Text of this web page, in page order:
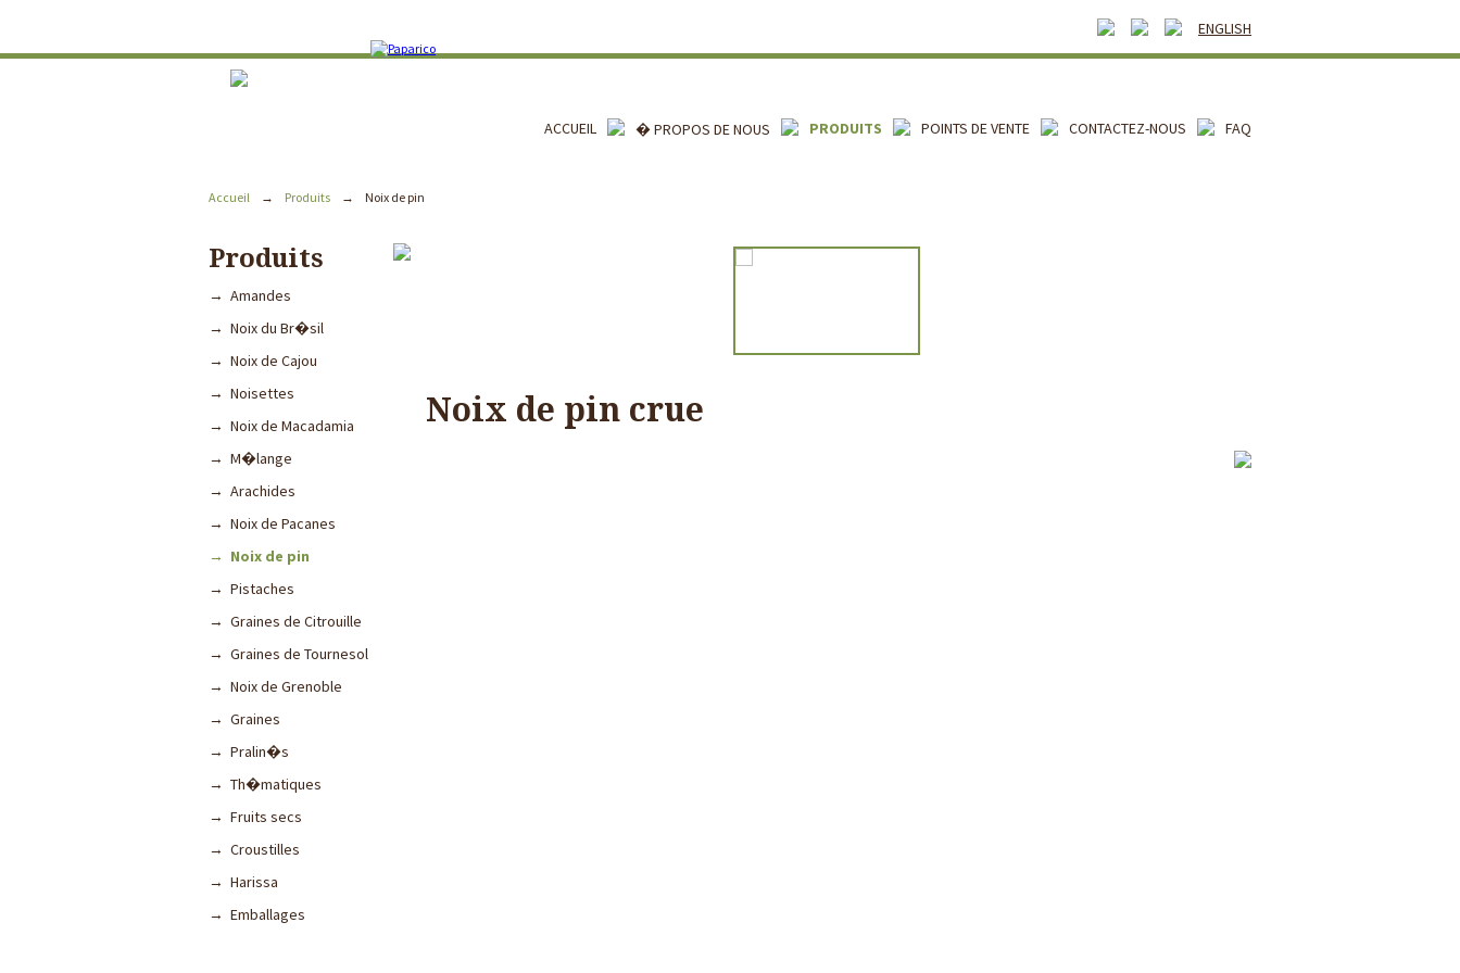
ENGLISH
ACCUEIL � PROPOS DE NOUS PRODUITS POINTS DE VENTE CONTACTEZ-NOUS FAQ
Accueil → Produits → Noix de pin
Produits
→ Amandes
→ Noix du Br�sil
→ Noix de Cajou
→ Noisettes
→ Noix de Macadamia
→ M�lange
→ Arachides
→ Noix de Pacanes
→ Noix de pin
→ Pistaches
→ Graines de Citrouille
→ Graines de Tournesol
→ Noix de Grenoble
→ Graines
→ Pralin�s
→ Th�matiques
→ Fruits secs
→ Croustilles
→ Harissa
→ Emballages
Noix de pin crue